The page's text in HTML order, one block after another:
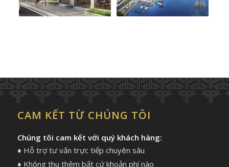
CAM KẾT TỪ CHÚNG TÔI
Chúng tôi cam kết với quý khách hàng:
♦ Hỗ trợ tư vấn trực tiếp chuyên sâu
♦ Không thu thêm bất cứ khoản phí nào